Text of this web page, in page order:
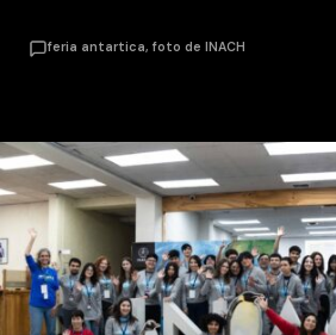
feria antartica, foto de INACH